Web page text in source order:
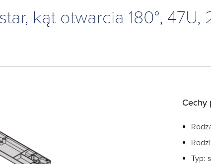
kąt otwarcia 180°, 47U,
Cechy
Typ: